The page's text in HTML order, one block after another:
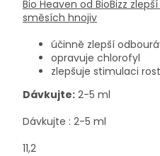
Bio Heaven od BioBizz
směsích hnojiv
účinně zlepší
opravuje chlorofyl
zlepšuje stimulaci
Dávkujte: 2-5 ml
Dávkujte : 2-5 ml
11,2